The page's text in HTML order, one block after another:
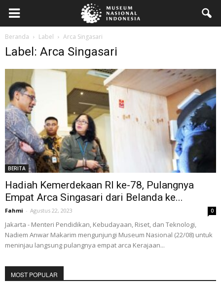
Beranda Label Arca Singasari
Label: Arca Singasari
BERITA
Hadiah Kemerdekaan RI ke-78, Pulangnya
Empat Arca Singasari dari Belanda ke...
Fahmi - Agustus 22, 2023 0
Jakarta - Menteri Pendidikan, Kebudayaan, Riset, dan Teknologi,
Nadiem Anwar Makarim mengunjungi Museum Nasional (22/08) untuk
meninjau langsung pulangnya empat arca Kerajaan...
MOST POPULAR